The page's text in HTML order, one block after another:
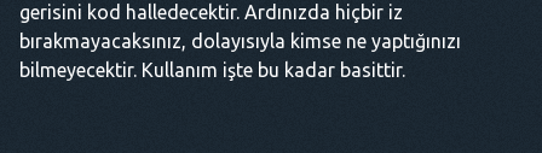
gerisini kod halledecektir. Ardınızda hiçbir iz
bırakmayacaksınız, dolayısıyla kimse ne yaptığınızı
bilmeyecektir. Kullanım işte bu kadar basittir.